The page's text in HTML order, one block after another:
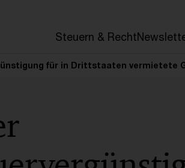
Steuern & Recht
für in Drittstaaten vermietete